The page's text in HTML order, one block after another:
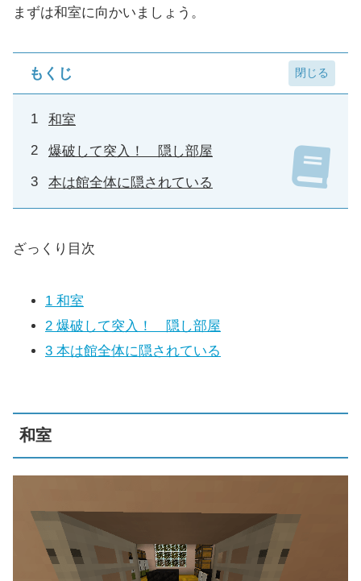
まずは和室に向かいましょう。
もくじ
和室
爆破して突入！ 隠し部屋
本は館全体に隠されている
ざっくり目次
1 和室
2 爆破して突入！ 隠し部屋
3 本は館全体に隠されている
和室